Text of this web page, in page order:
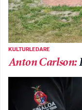
KULTURLEDARE
Anton Carlson: